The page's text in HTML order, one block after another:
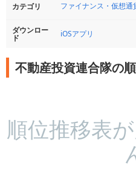
カテゴリ ファイナンス・仮想通
ダウンロー
ド iOSアプリ
不動産投資連合隊の
順位推移表